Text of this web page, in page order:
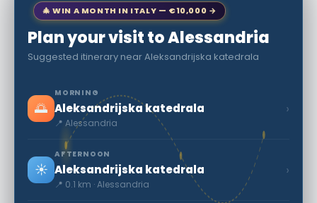
🎄 WIN A MONTH IN ITALY — €10,000 →
Plan your visit to Alessandria
Suggested itinerary near Aleksandrijska katedrala
🌅
MORNING
Aleksandrijska katedrala
📍 Alessandria
›
☀️
AFTERNOON
Aleksandrijska katedrala
📍 0.1 km · Alessandria
›